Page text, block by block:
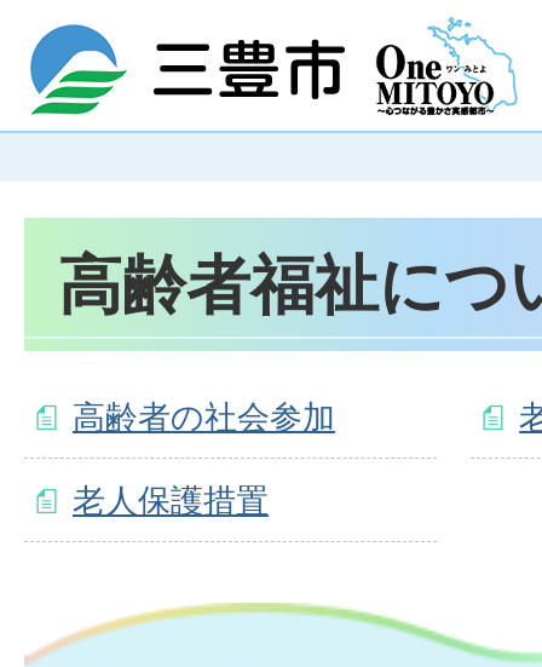
高齢者福祉につ
高齢者の社会参加
老人保護措置